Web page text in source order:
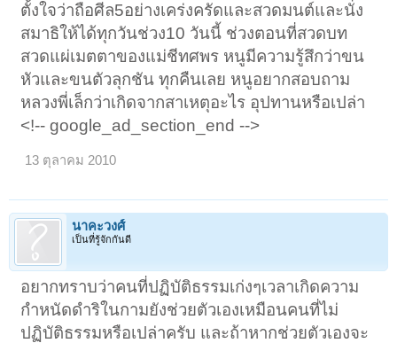
ตั้งใจว่าถือศีล5อย่างเคร่งครัดและสวดมนต์และนั่ง
สมาธิให้ได้ทุกวันช่วง10 วันนี้ ช่วงตอนที่สวดบท
สวดแผ่เมตตาของแม่ชีทศพร หนูมีความรู้สึกว่าขน
หัวและขนตัวลุกชัน ทุกคืนเลย หนูอยากสอบถาม
หลวงพี่เล็กว่าเกิดจากสาเหตุอะไร อุปทานหรือเปล่า
<!-- google_ad_section_end -->
13 ตุลาคม 2010
นาคะวงศ์
เป็นที่รู้จักกันดี
อยากทราบว่าคนที่ปฏิบัติธรรมเก่งๆเวลาเกิดความ
กำหนัดดำริในกามยังช่วยตัวเองเหมือนคนที่ไม่
ปฏิบัติธรรมหรือเปล่าครับ และถ้าหากช่วยตัวเองจะ